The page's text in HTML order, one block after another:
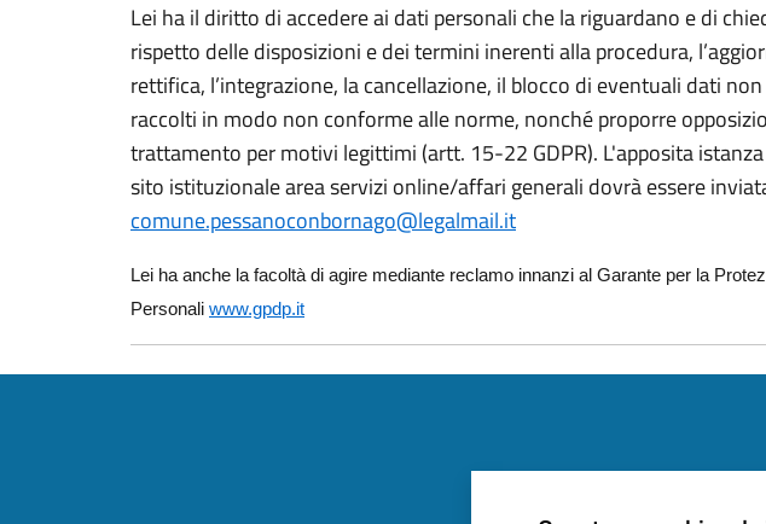
Lei ha il diritto di accedere ai dati personali che la riguardano e di
rispetto delle disposizioni e dei termini inerenti alla procedura,
rettifica, l’integrazione, la cancellazione, il blocco di eventuali dati
raccolti in modo non conforme alle norme, nonché proporre
trattamento per motivi legittimi (artt. 15-22 GDPR). L'apposita
sito istituzionale area servizi online/affari generali dovrà essere
comune.pessanoconbornago@legalmail.it
Lei ha anche la facoltà di agire mediante reclamo innanzi al Garante per la
Personali www.gpdp.it